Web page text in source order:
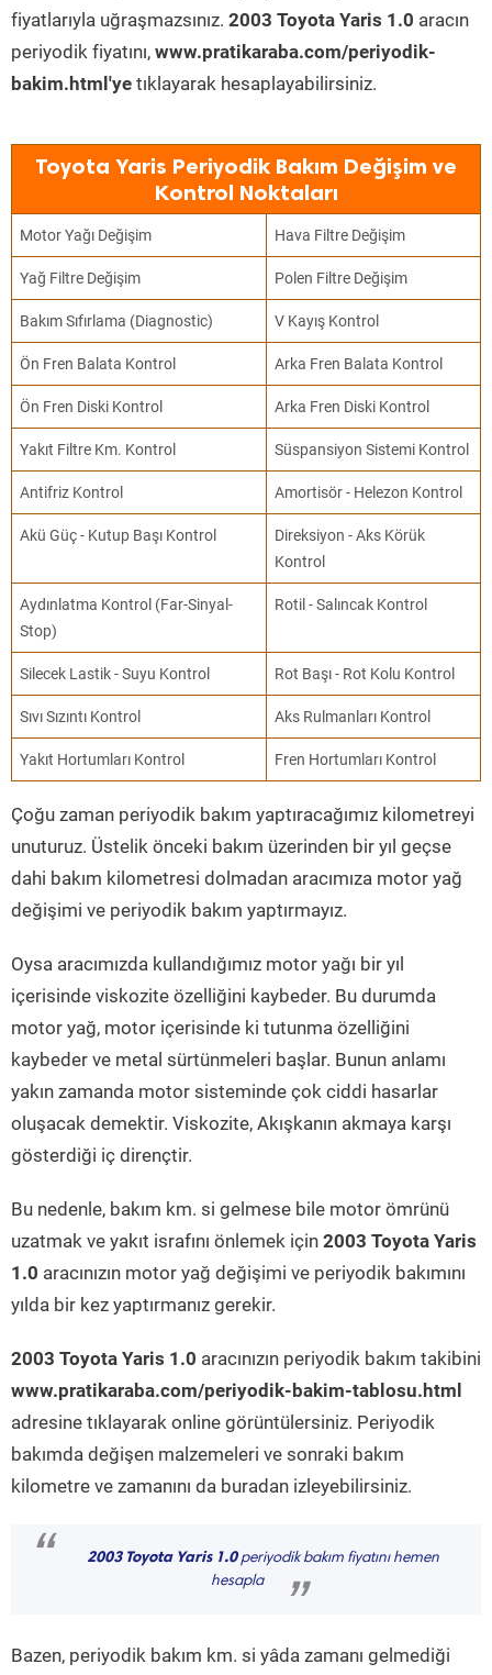
fiyatlarıyla uğraşmazsınız. 2003 Toyota Yaris 1.0 aracın
periyodik fiyatını, www.pratikaraba.com/periyodik-
bakim.html'ye tıklayarak hesaplayabilirsiniz.
Toyota Yaris Periyodik Bakım Değişim ve
Kontrol Noktaları
Motor Yağı Değişim Hava Filtre Değişim
Yağ Filtre Değişim Polen Filtre Değişim
Bakım Sıfırlama (Diagnostic) V Kayış Kontrol
Ön Fren Balata Kontrol Arka Fren Balata Kontrol
Ön Fren Diski Kontrol Arka Fren Diski Kontrol
Yakıt Filtre Km. Kontrol Süspansiyon Sistemi Kontrol
Antifriz Kontrol Amortisör - Helezon Kontrol
Akü Güç - Kutup Başı Kontrol
Direksiyon - Aks Körük
Kontrol
Aydınlatma Kontrol (Far-Sinyal-
Stop)
Rotil - Salıncak Kontrol
Silecek Lastik - Suyu Kontrol Rot Başı - Rot Kolu Kontrol
Sıvı Sızıntı Kontrol Aks Rulmanları Kontrol
Yakıt Hortumları Kontrol Fren Hortumları Kontrol
Çoğu zaman periyodik bakım yaptıracağımız kilometreyi
unuturuz. Üstelik önceki bakım üzerinden bir yıl geçse
dahi bakım kilometresi dolmadan aracımıza motor yağ
değişimi ve periyodik bakım yaptırmayız.
Oysa aracımızda kullandığımız motor yağı bir yıl
içerisinde viskozite özelliğini kaybeder. Bu durumda
motor yağ, motor içerisinde ki tutunma özelliğini
kaybeder ve metal sürtünmeleri başlar. Bunun anlamı
yakın zamanda motor sisteminde çok ciddi hasarlar
oluşacak demektir. Viskozite, Akışkanın akmaya karşı
gösterdiği iç dirençtir.
Bu nedenle, bakım km. si gelmese bile motor ömrünü
uzatmak ve yakıt israfını önlemek için 2003 Toyota Yaris
1.0 aracınızın motor yağ değişimi ve periyodik bakımını
yılda bir kez yaptırmanız gerekir.
2003 Toyota Yaris 1.0 aracınızın periyodik bakım takibini
www.pratikaraba.com/periyodik-bakim-tablosu.html
adresine tıklayarak online görüntülersiniz. Periyodik
bakımda değişen malzemeleri ve sonraki bakım
kilometre ve zamanını da buradan izleyebilirsiniz.
“ 2003 Toyota Yaris 1.0periyodik bakım fiyatını hemen
hesapla
”
Bazen, periyodik bakım km. si yâda zamanı gelmediği